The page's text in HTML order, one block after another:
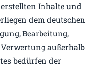
Inhalte und
dem deutschen
Bearbeitung,
außerhalb
bedürfen der